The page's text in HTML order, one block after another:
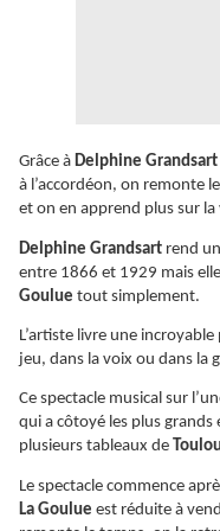
Grâce à Delphine Grandsart
à l’accordéon, on remonte
et on en apprend plus sur la
Delphine Grandsart rend
entre 1866 et 1929 mais
Goulue tout simplement.
L’artiste livre une
jeu, dans la voix ou dans la
Ce spectacle musical sur
qui a côtoyé les plus
plusieurs tableaux de
Le spectacle commence
La Goulue est réduite à